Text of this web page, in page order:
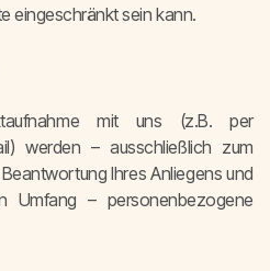
eingeschränkt sein kann.
mit uns (z.B. per
werden – ausschließlich zum
Ihres Anliegens und
Umfang – personenbezogene